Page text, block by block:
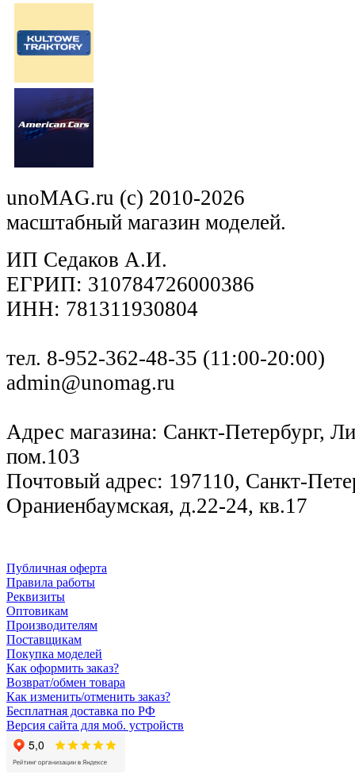
unoMAG.ru (c) 2010-2026
масштабный магазин моделей.
ИП Седаков А.И.
ЕГРИП: 310784726000386
ИНН: 781311930804
тел. 8-952-362-48-35 (11:00-20:00)
admin@unomag.ru
Адрес магазина: Санкт-Петербург,
пом.103
Почтовый адрес: 197110, Санкт-
Ораниенбаумская, д.22-24, кв.17
Публичная оферта
Правила работы
Реквизиты
Оптовикам
Производителям
Поставщикам
Покупка моделей
Как оформить заказ?
Возврат/обмен товара
Как изменить/отменить заказ?
Бесплатная доставка по РФ
Версия сайта для моб. устройств